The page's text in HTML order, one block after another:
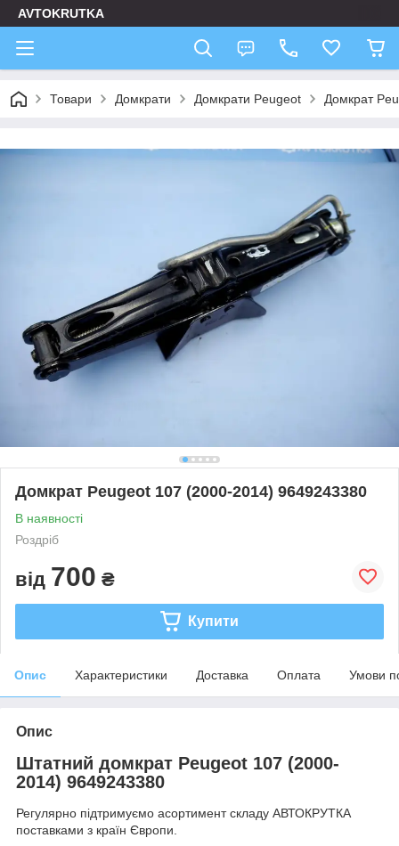
AVTOKRUTKA
Товари Домкрати Домкрати Peugeot Домкрат
Домкрат Peugeot 107 (2000-2014) 9649243380
В наявності
Роздріб
від 700 ₴
Купити
Опис Характеристики Доставка Оплата Умови
Опис
Штатний домкрат Peugeot 107 (2000-
2014) 9649243380
Регулярно підтримуємо асортимент складу АВТОКРУТКА
поставками з країн Європи.